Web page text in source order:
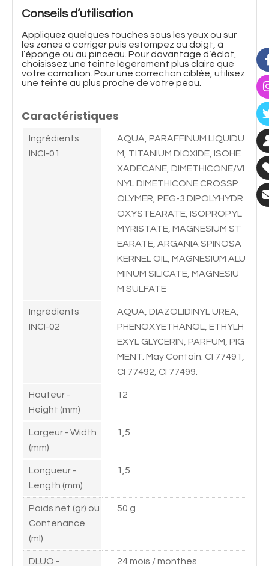
Conseils d’utilisation
Appliquez quelques touches sous les yeux ou sur
les zones à corriger puis estompez au doigt, à
l’éponge ou au pinceau. Pour davantage d’éclat,
choisissez une teinte légèrement plus claire que
votre carnation. Pour une correction ciblée, utilisez
une teinte au plus proche de votre peau.
Caractéristiques
Ingrédients
INCI-01
AQUA, PARAFFINUM LIQUIDU
M, TITANIUM DIOXIDE, ISOHE
XADECANE, DIMETHICONE/VI
NYL DIMETHICONE CROSSP
OLYMER, PEG-3 DIPOLYHYDR
OXYSTEARATE, ISOPROPYL
MYRISTATE, MAGNESIUM ST
EARATE, ARGANIA SPINOSA
KERNEL OIL, MAGNESIUM ALU
MINUM SILICATE, MAGNESIU
M SULFATE
Ingrédients
INCI-02
AQUA, DIAZOLIDINYL UREA,
PHENOXYETHANOL, ETHYLH
EXYL GLYCERIN, PARFUM, PIG
MENT. May Contain: CI 77491,
CI 77492, CI 77499.
Hauteur -
Height (mm)
12
Largeur - Width
(mm)
1,5
Longueur -
Length (mm)
1,5
Poids net (gr) ou
Contenance
(ml)
50 g
DLUO - 24 mois / monthes